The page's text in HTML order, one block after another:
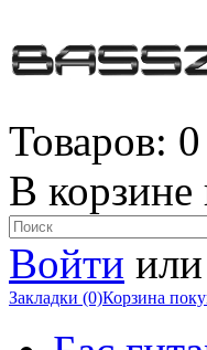
Товаров:
В корзине
Войти или
Закладки (0)Корзина